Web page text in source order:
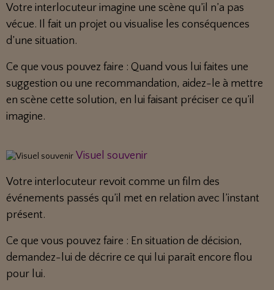
Votre interlocuteur imagine une scène qu’il n’a pas
vécue. Il fait un projet ou visualise les conséquences
d’une situation.
Ce que vous pouvez faire : Quand vous lui faites une
suggestion ou une recommandation, aidez-le à mettre
en scène cette solution, en lui faisant préciser ce qu’il
imagine.
Visuel souvenir
Votre interlocuteur revoit comme un film des
événements passés qu’il met en relation avec l’instant
présent.
Ce que vous pouvez faire : En situation de décision,
demandez-lui de décrire ce qui lui paraît encore flou
pour lui.